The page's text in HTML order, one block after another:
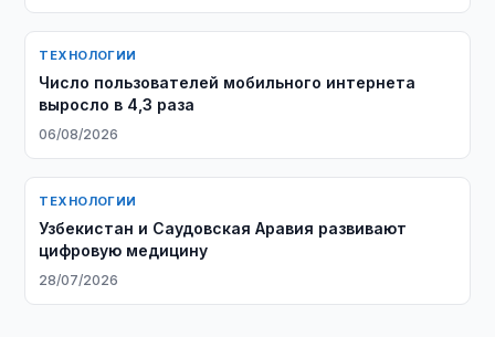
ТЕХНОЛОГИИ
Число пользователей мобильного интернета
выросло в 4,3 раза
06/08/2026
ТЕХНОЛОГИИ
Узбекистан и Саудовская Аравия развивают
цифровую медицину
28/07/2026